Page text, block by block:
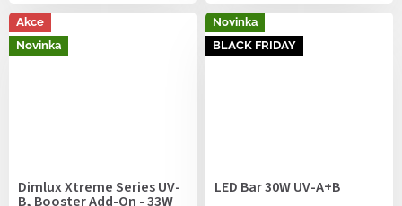
Akce
Novinka
Dimlux Xtreme Series UV-
B, Booster Add-On - 33W
Novinka
BLACK FRIDAY
LED Bar 30W UV-A+B